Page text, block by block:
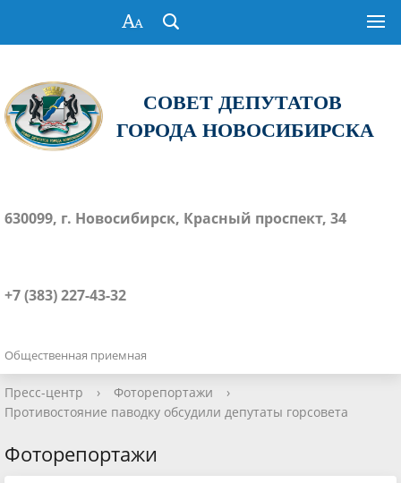
СОВЕТ ДЕПУТАТОВ
ГОРОДА НОВОСИБИРСКА
630099, г. Новосибирск, Красный проспект, 34
+7 (383) 227-43-32
Общественная приемная
Пресс-центр › Фоторепортажи
›
Противостояние паводку обсудили депутаты горсовета
Фоторепортажи